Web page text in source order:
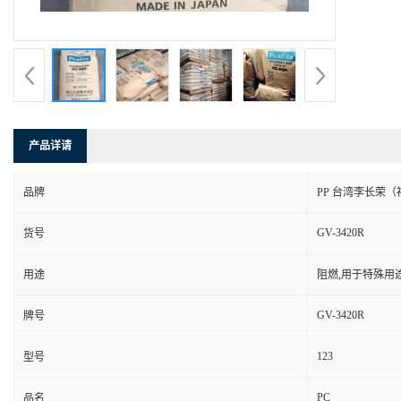
产品详请
品牌 PP 台湾李长荣（
货号 GV-3420R
用途 阻燃,用于特殊用
牌号 GV-3420R
型号 123
品名 PC